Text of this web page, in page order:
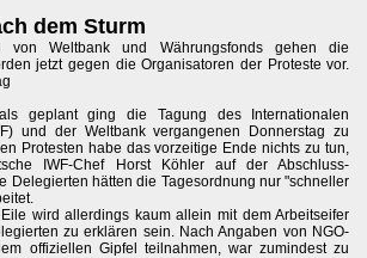
dem Sturm
von Weltbank und Währungsfonds gehen die
jetzt gegen die Organisatoren der Proteste vor.
geplant ging die Tagung des Internationalen
und der Weltbank vergangenen Donnerstag zu
Protesten habe das vorzeitige Ende nichts zu tun,
IWF-Chef Horst Köhler auf der Abschluss-
Delegierten hätten die Tagesordnung nur "schneller
wird allerdings kaum allein mit dem Arbeitseifer
zu erklären sein. Nach Angaben von NGO-
offiziellen Gipfel teilnahmen, war zumindest zu